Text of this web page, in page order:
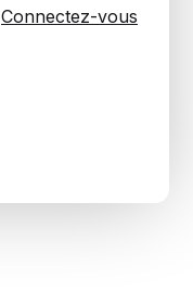
Connectez-vous